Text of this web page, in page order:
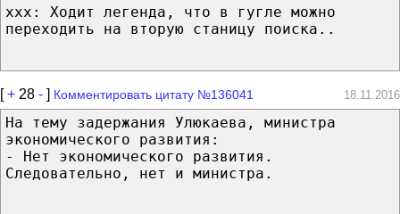
ххх: Ходит легенда, что в гугле можно
переходить на вторую станицу поиска..
[+ 28 - ] Комментировать цитату №136041 18.11.2016
На тему задержания Улюкаева, министра
экономического развития:
- Нет экономического развития.
Следовательно, нет и министра.